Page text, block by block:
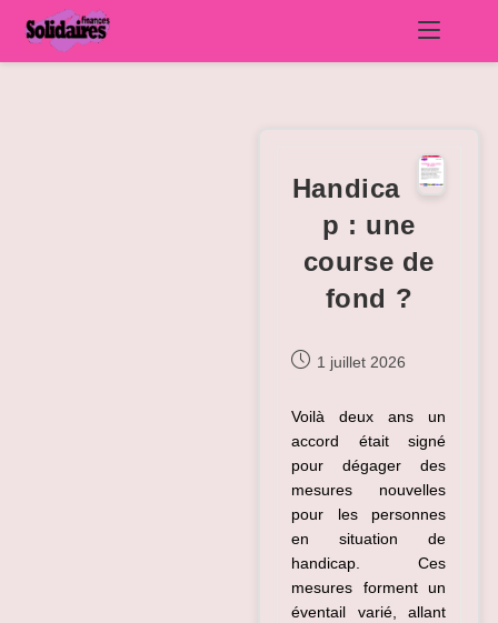
Handica
p : une
course de
fond ?
Publication
1 juillet 2026
Voilà deux ans un
accord était signé
pour dégager des
mesures nouvelles
pour les personnes
en situation de
handicap. Ces
mesures forment un
éventail varié, allant